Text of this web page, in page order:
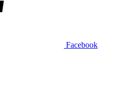
Facebook